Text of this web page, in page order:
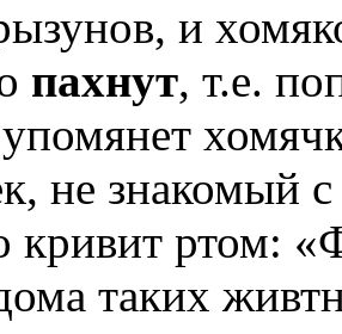
и
пахнут, т.е.
упомянет
не знакомый
кривит ртом:
таких